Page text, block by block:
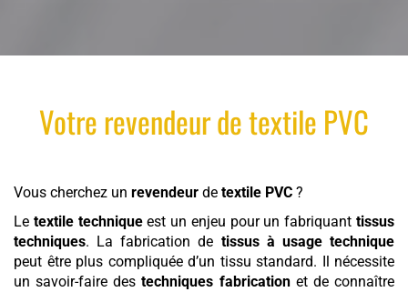
Votrerevendeurdetextile PVC
Vous cherchez un revendeur de textile PVC ?
Le textile techniqueest un enjeu pour un fabriquanttissus
techniques. La fabrication de tissus à usage technique
peut être plus compliquée d’un tissu standard. Il nécessite
un savoir-faire destechniques fabricationet de connaître